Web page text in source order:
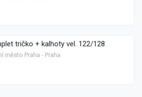
tričko + kalhoty vel. 122/128
město Praha - Praha